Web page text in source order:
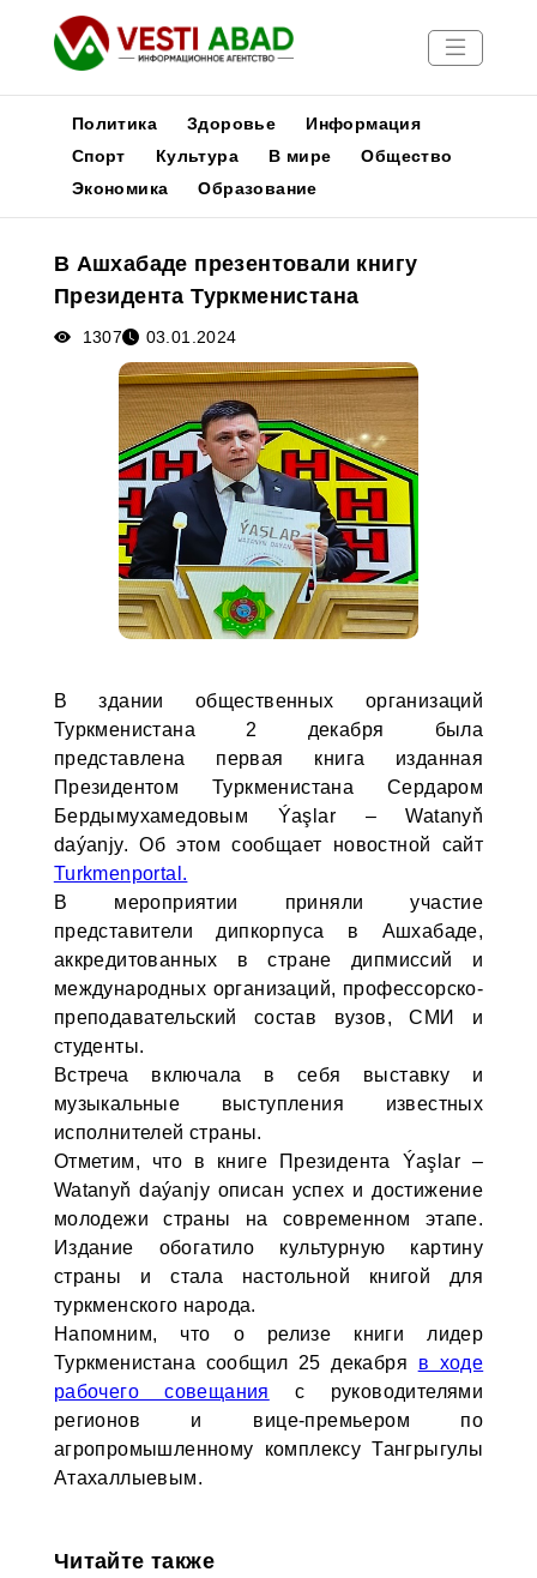
Новости
Медиа
Афиша
Политика Здоровье
Информация
Спорт
Культура В мире
Общество
Экономика
Образование
В Ашхабаде презентовали книгу
Президента Туркменистана
1307 03.01.2024
В здании общественных организаций
Туркменистана 2 декабря была
представлена первая книга изданная
Президентом Туркменистана Сердаром
Бердымухамедовым Ýaşlar – Watanyň
daýanjy. Об этом сообщает новостной сайт
Turkmenportal.
В мероприятии приняли участие
представители дипкорпуса в Ашхабаде,
аккредитованных в стране дипмиссий и
международных организаций, профессорско-
преподавательский состав вузов, СМИ и
студенты.
Встреча включала в себя выставку и
музыкальные выступления известных
исполнителей страны.
Отметим, что в книге Президента Ýaşlar –
Watanyň daýanjy описан успех и достижение
молодежи страны на современном этапе.
Издание обогатило культурную картину
страны и стала настольной книгой для
туркменского народа.
Напомним, что о релизе книги лидер
Туркменистана сообщил 25 декабря в ходе
рабочего совещания
с руководителями
регионов и вице-премьером по
агропромышленному комплексу Тангрыгулы
Атахаллыевым.
Читайте также